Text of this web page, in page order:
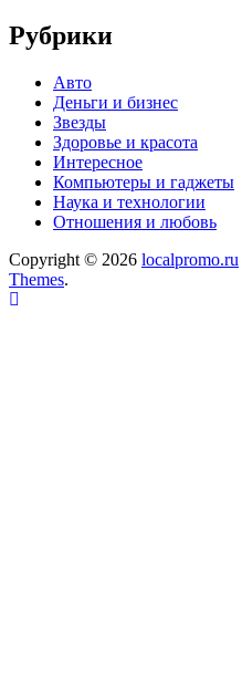
Рубрики
Авто
Деньги и бизнес
Звезды
Здоровье и красота
Интересное
Компьютеры и гаджеты
Наука и технологии
Отношения и любовь
Copyright © 2026 localpromo.ru
Themes.